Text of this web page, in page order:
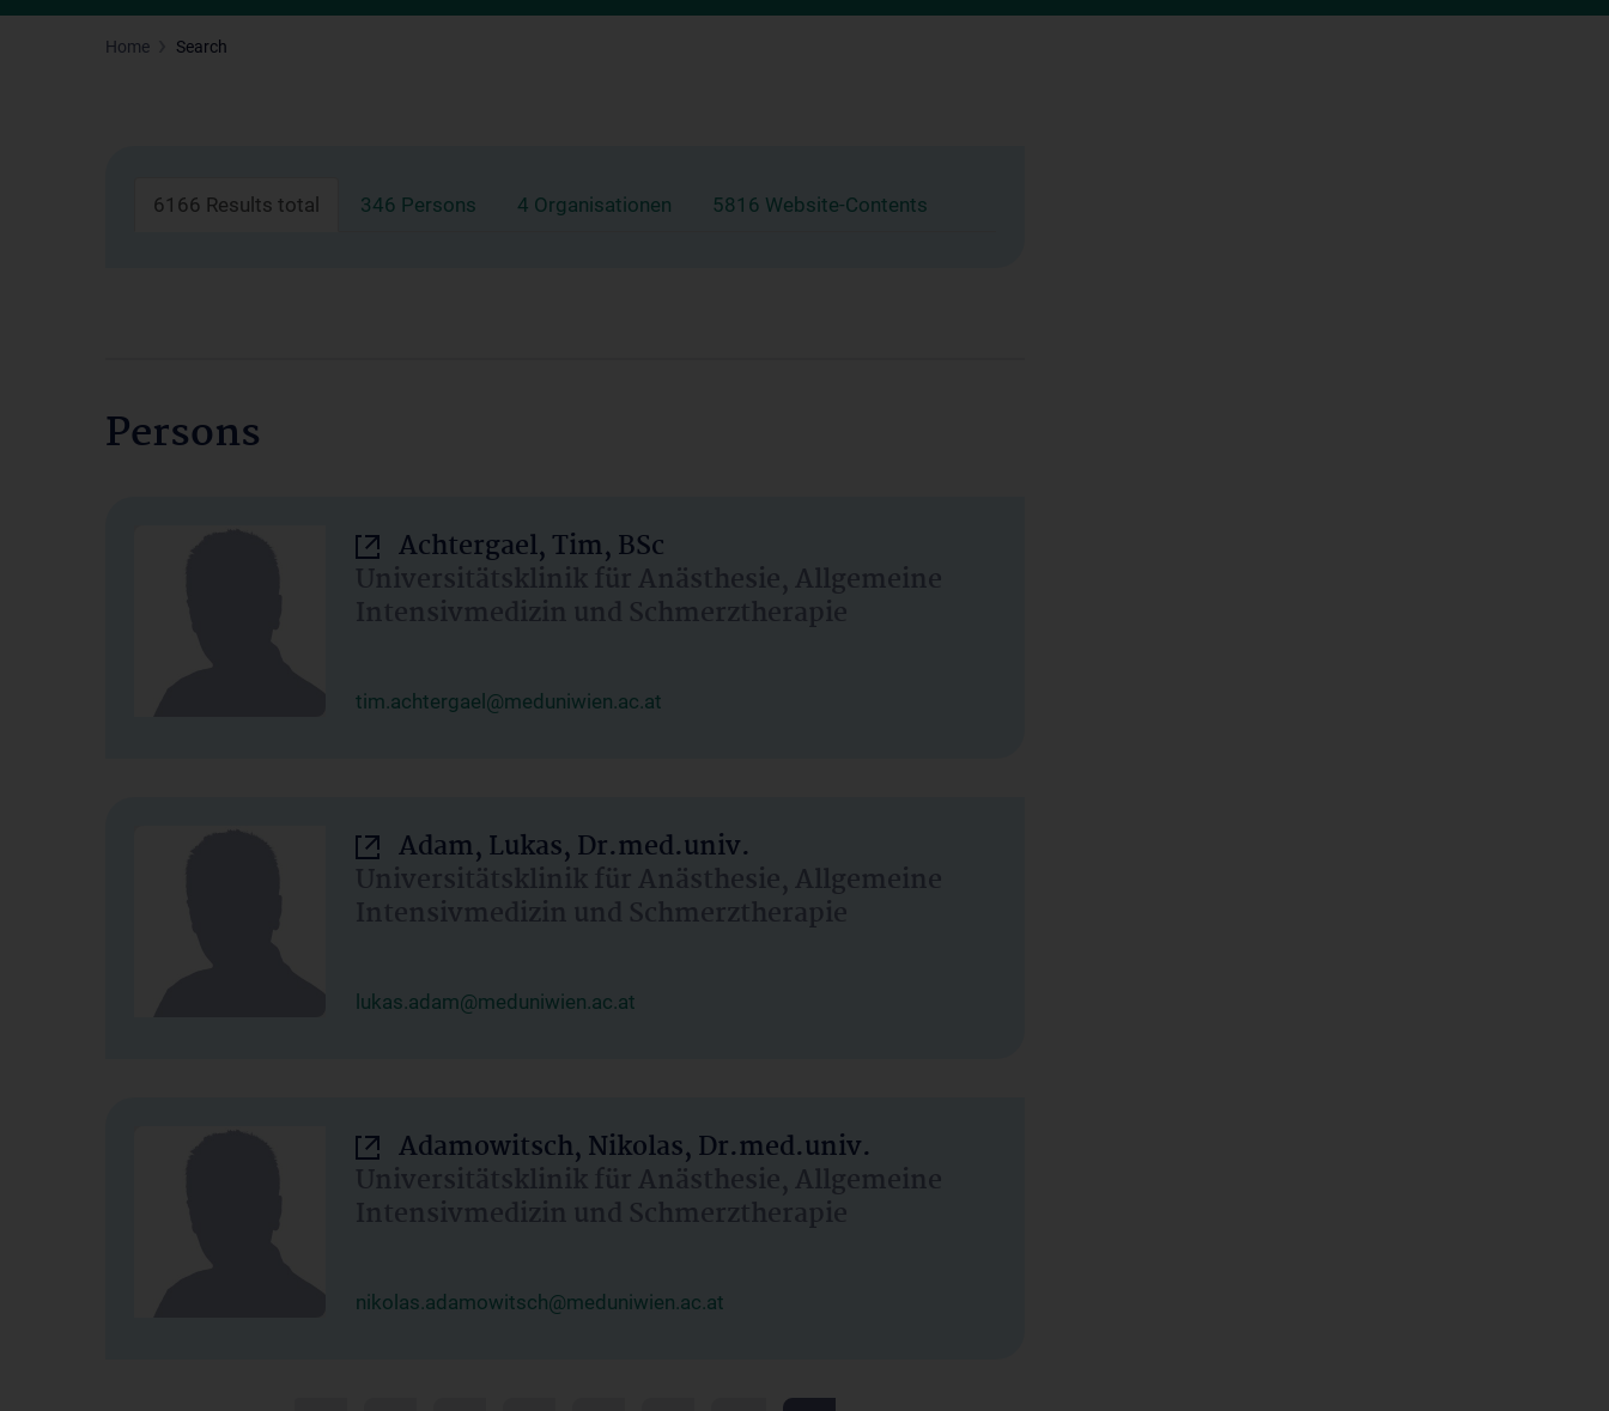
Home Search
6166 Results total 346 Persons 4 Organisationen 5816 Website-Contents
Persons
Achtergael, Tim, BSc
Universitätsklinik für Anästhesie, Allgemeine
Intensivmedizin und Schmerztherapie
tim.achtergael@meduniwien.ac.at
Adam, Lukas, Dr.med.univ.
Universitätsklinik für Anästhesie, Allgemeine
Intensivmedizin und Schmerztherapie
lukas.adam@meduniwien.ac.at
Adamowitsch, Nikolas, Dr.med.univ.
Universitätsklinik für Anästhesie, Allgemeine
Intensivmedizin und Schmerztherapie
nikolas.adamowitsch@meduniwien.ac.at